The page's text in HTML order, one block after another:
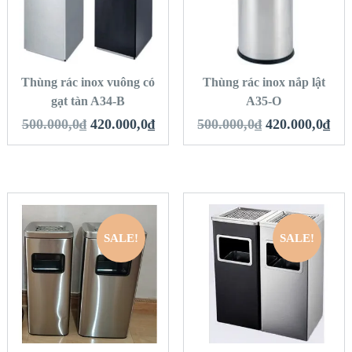
HÀNG
Thùng rác inox vuông có
gạt tàn A34-B
500.000,0₫ 420.000,0₫
HÀNG
Thùng rác inox nắp lật
A35-O
500.000,0₫ 420.000,0₫
SALE!
QUICK LOOK
VIEW DETAILS
THÊM VÀO GIỎ
HÀNG
SALE!
QUICK LOOK
VIEW DETAILS
THÊM VÀO GIỎ
HÀNG